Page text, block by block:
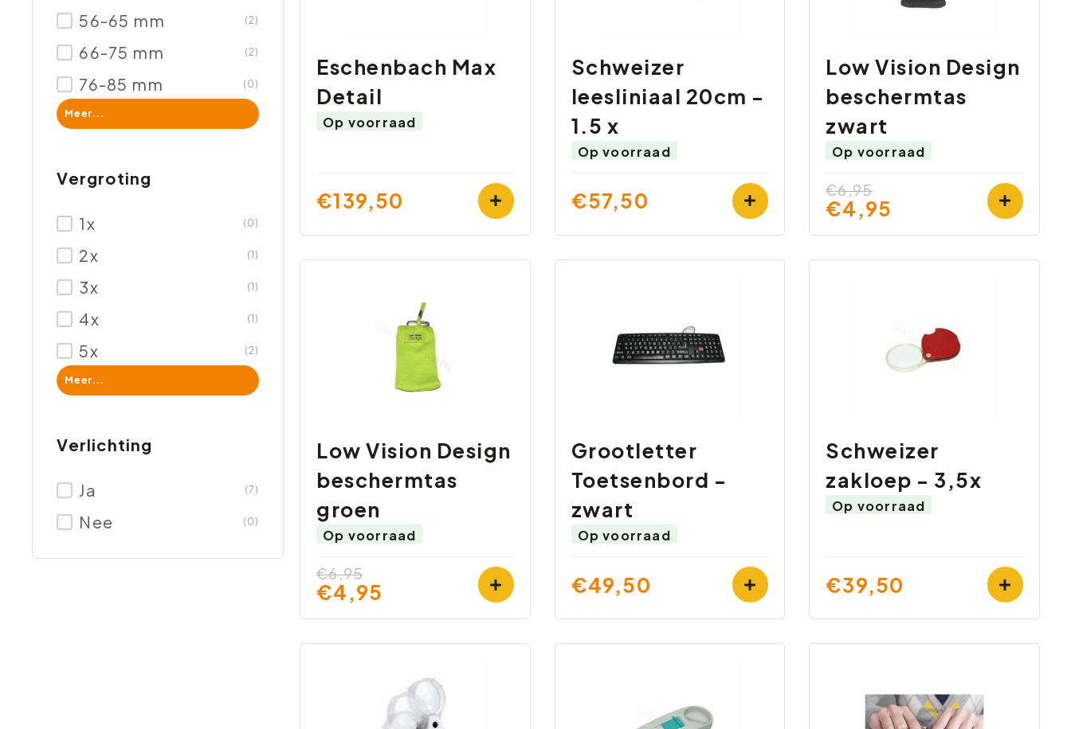
56-65 mm (2)
66-75 mm (2)
76-85 mm (0)
Meer...
Vergroting
1x (0)
2x (1)
3x (1)
4x (1)
5x (2)
Meer...
Verlichting
Ja (7)
Nee (0)
Eschenbach Max
Detail
Op voorraad
€139,50
Schweizer
leesliniaal 20cm -
1.5 x
Op voorraad
€57,50
Low Vision Design
beschermtas
zwart
Op voorraad
€6,95
€4,95
Low Vision Design
beschermtas
groen
Op voorraad
€6,95
€4,95
Grootletter
Toetsenbord -
zwart
Op voorraad
€49,50
Schweizer
zakloep - 3,5x
Op voorraad
€39,50